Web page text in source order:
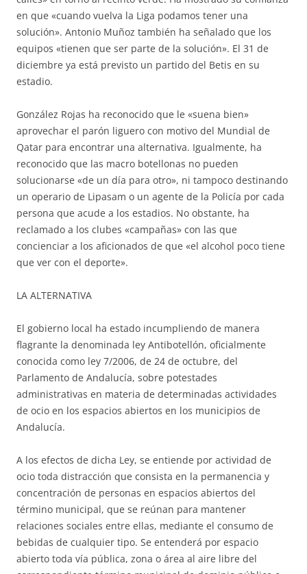
en que «cuando vuelva la Liga podamos tener una
solución». Antonio Muñoz también ha señalado que los
equipos «tienen que ser parte de la solución». El 31 de
diciembre ya está previsto un partido del Betis en su
estadio.
González Rojas ha reconocido que le «suena bien»
aprovechar el parón liguero con motivo del Mundial de
Qatar para encontrar una alternativa. Igualmente, ha
reconocido que las macro botellonas no pueden
solucionarse «de un día para otro», ni tampoco destinando
un operario de Lipasam o un agente de la Policía por cada
persona que acude a los estadios. No obstante, ha
reclamado a los clubes «campañas» con las que
concienciar a los aficionados de que «el alcohol poco tiene
que ver con el deporte».
LA ALTERNATIVA
El gobierno local ha estado incumpliendo de manera
flagrante la denominada ley Antibotellón, oficialmente
conocida como ley 7/2006, de 24 de octubre, del
Parlamento de Andalucía, sobre potestades
administrativas en materia de determinadas actividades
de ocio en los espacios abiertos en los municipios de
Andalucía.
A los efectos de dicha Ley, se entiende por actividad de
ocio toda distracción que consista en la permanencia y
concentración de personas en espacios abiertos del
término municipal, que se reúnan para mantener
relaciones sociales entre ellas, mediante el consumo de
bebidas de cualquier tipo. Se entenderá por espacio
abierto toda vía pública, zona o área al aire libre del